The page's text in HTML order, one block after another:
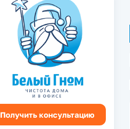
Получить консультацию